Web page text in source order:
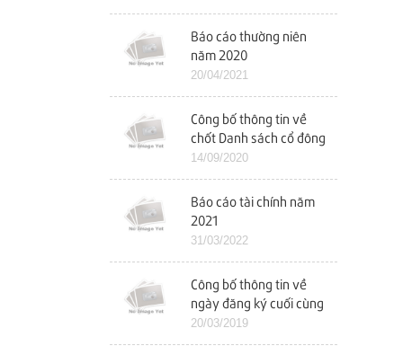
Báo cáo thường niên
năm 2020
20/04/2021
Công bố thông tin về
chốt Danh sách cổ đông
để tổ chức ĐHCĐ bất
thường
14/09/2020
Báo cáo tài chính năm
2021
31/03/2022
Công bố thông tin về
ngày đăng ký cuối cùng
chốt danh sách cổ đông
dự ĐHCĐ năm 2019
20/03/2019